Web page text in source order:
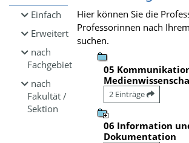
Einfach
Erweitert
nach
Fachgebiet
nach
Fakultät /
Sektion
Hier können Sie die
Professorinnen nach
suchen.
05
2 Einträge
06 Information
Dokumentation